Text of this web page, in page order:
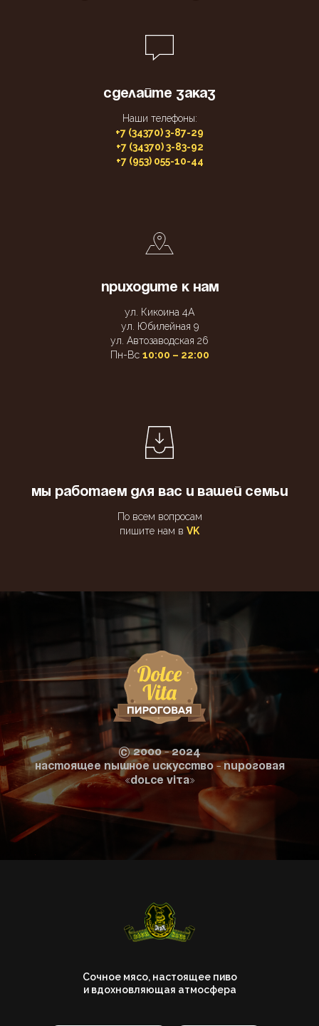
СДЕЛАЙТЕ ЗАКАЗ
Наши телефоны:
+7 (34370) 3-87-29
+7 (34370) 3-83-92
+7 (953) 055-10-44
ПРИХОДИТЕ К НАМ
ул. Кикоина 4А
ул. Юбилейная 9
ул. Автозаводская 26
Пн-Вс 10:00 – 22:00
МЫ РАБОТАЕМ ДЛЯ ВАС И ВАШЕЙ СЕМЬИ
По всем вопросам
пишите нам в VK
© 2000 - 2024
Настоящее пышное искусство - Пироговая
«Dolce Vita»
Сочное мясо, настоящее пиво
и вдохновляющая атмосфера